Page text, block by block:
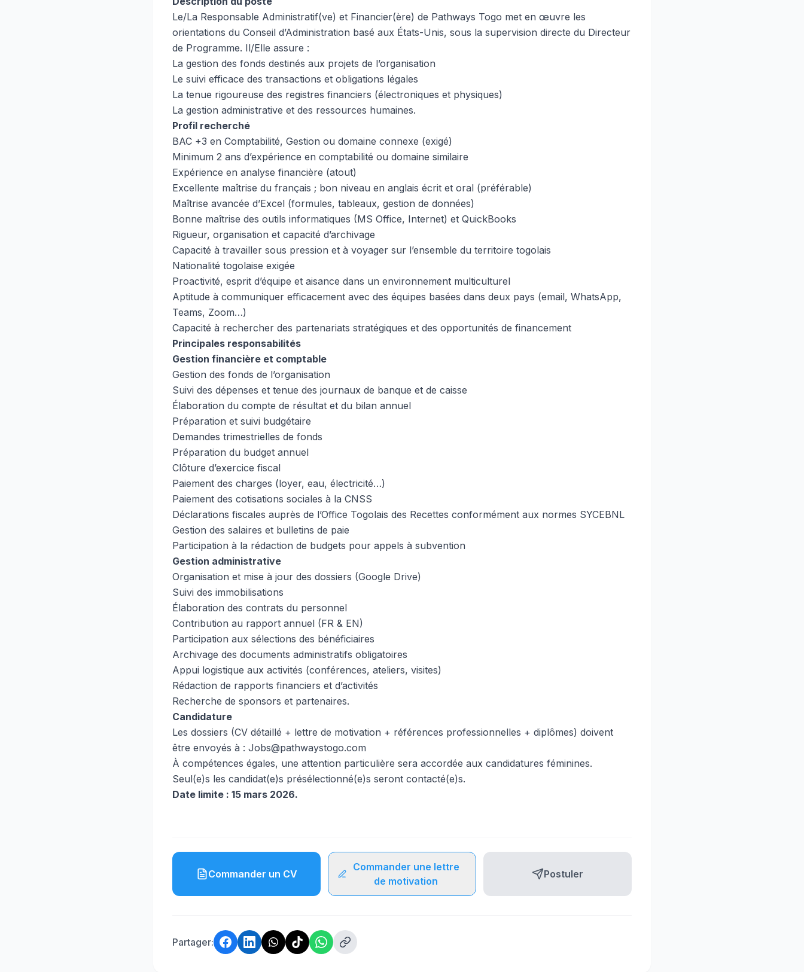
Le/La Responsable Administratif(ve) et Financier(ère) de Pathways Togo met en œuvre les
orientations du Conseil d’Administration basé aux États-Unis, sous la supervision directe du Directeur
de Programme. Il/Elle assure :
La gestion des fonds destinés aux projets de l’organisation
Le suivi efficace des transactions et obligations légales
La tenue rigoureuse des registres financiers (électroniques et physiques)
La gestion administrative et des ressources humaines.
Profil recherché
BAC +3 en Comptabilité, Gestion ou domaine connexe (exigé)
Minimum 2 ans d’expérience en comptabilité ou domaine similaire
Expérience en analyse financière (atout)
Excellente maîtrise du français ; bon niveau en anglais écrit et oral (préférable)
Maîtrise avancée d’Excel (formules, tableaux, gestion de données)
Bonne maîtrise des outils informatiques (MS Office, Internet) et QuickBooks
Rigueur, organisation et capacité d’archivage
Capacité à travailler sous pression et à voyager sur l’ensemble du territoire togolais
Nationalité togolaise exigée
Proactivité, esprit d’équipe et aisance dans un environnement multiculturel
Aptitude à communiquer efficacement avec des équipes basées dans deux pays (email, WhatsApp,
Teams, Zoom…)
Capacité à rechercher des partenariats stratégiques et des opportunités de financement
Principales responsabilités
Gestion financière et comptable
Gestion des fonds de l’organisation
Suivi des dépenses et tenue des journaux de banque et de caisse
Élaboration du compte de résultat et du bilan annuel
Préparation et suivi budgétaire
Demandes trimestrielles de fonds
Préparation du budget annuel
Clôture d’exercice fiscal
Paiement des charges (loyer, eau, électricité…)
Paiement des cotisations sociales à la CNSS
Déclarations fiscales auprès de l’Office Togolais des Recettes conformément aux normes SYCEBNL
Gestion des salaires et bulletins de paie
Participation à la rédaction de budgets pour appels à subvention
Gestion administrative
Organisation et mise à jour des dossiers (Google Drive)
Suivi des immobilisations
Élaboration des contrats du personnel
Contribution au rapport annuel (FR & EN)
Participation aux sélections des bénéficiaires
Archivage des documents administratifs obligatoires
Appui logistique aux activités (conférences, ateliers, visites)
Rédaction de rapports financiers et d’activités
Recherche de sponsors et partenaires.
Candidature
Les dossiers (CV détaillé + lettre de motivation + références professionnelles + diplômes) doivent
être envoyés à : Jobs@pathwaystogo.com
À compétences égales, une attention particulière sera accordée aux candidatures féminines.
Seul(e)s les candidat(e)s présélectionné(e)s seront contacté(e)s.
Date limite : 15 mars 2026.
Commander un CV
Commander une lettre
de motivation
Postuler
Partager: